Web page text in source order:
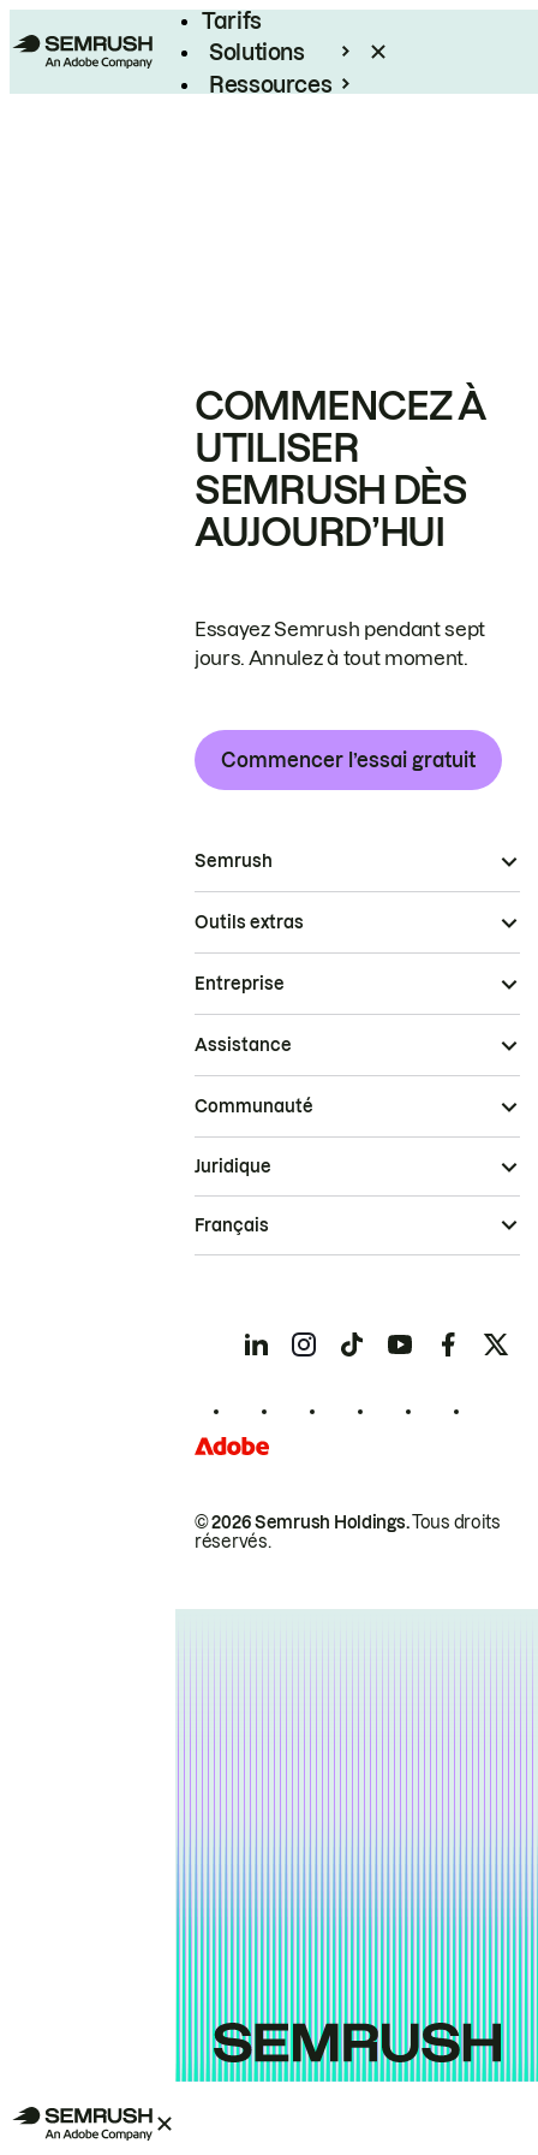
Tarifs
Solutions
Ressources
COMMENCEZ À
UTILISER
SEMRUSH DÈS
AUJOURD’HUI
Essayez Semrush pendant sept
jours. Annulez à tout moment.
Commencer l’essai gratuit
Semrush
Outils extras
Entreprise
Assistance
Communauté
© 2026 Semrush Holdings.Tous droits
réservés.
Juridique
Français